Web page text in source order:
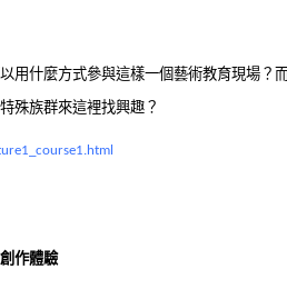
用什麼方式參與這樣一個藝術教育現場？
殊族群來這裡找興趣？
作體驗